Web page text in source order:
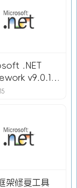
.NET
v9.0.10
线安装包
架修复工具